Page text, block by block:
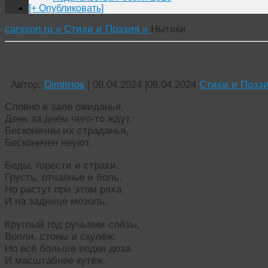
[+ Опубликовать]
carsson.ru » Стихи и Поэзия » Нытики
Автор: Dimitrios | 08.04.2024 |08.04.2024 Стихи и
Словно в зале ожиданья,
День за днём чего-то ждут.
Бесконечны их страданья,
Бесконечен неуют.
Беды, горести и страхи,
Грусть, отчаянье и боль.
Но растут при этом ряха
И на заднице мозоль.
Круглый год ручьями слёзы,
Вопли, стоны и скулёж.
Но всё больше водки доза
И масштабнее кутёж.